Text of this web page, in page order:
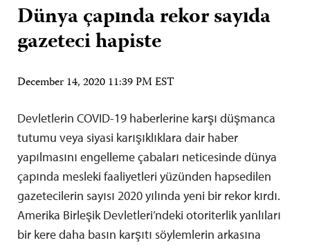
Dünya çapında rekor sayıda
gazeteci hapiste
December 14, 2020 11:39 PM EST
Devletlerin COVID-19 haberlerine karşı düşmanca
tutumu veya siyasi karışıklıklara dair haber
yapılmasını engelleme çabaları neticesinde dünya
çapında mesleki faaliyetleri yüzünden hapsedilen
gazetecilerin sayısı 2020 yılında yeni bir rekor kırdı.
Amerika Birleşik Devletleri’ndeki otoriterlik yanlıları
bir kere daha basın karşıtı söylemlerin arkasına